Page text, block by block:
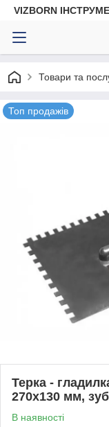
VIZBORN
Товари та
Топ продажів
Терка -
270х130 мм,
В наявності